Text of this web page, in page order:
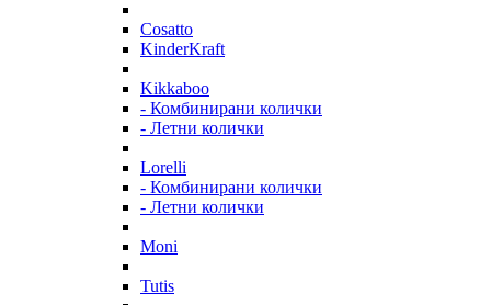
Cosatto
KinderKraft
Kikkaboo
- Комбинирани колички
- Летни колички
Lorelli
- Комбинирани колички
- Летни колички
Moni
Tutis